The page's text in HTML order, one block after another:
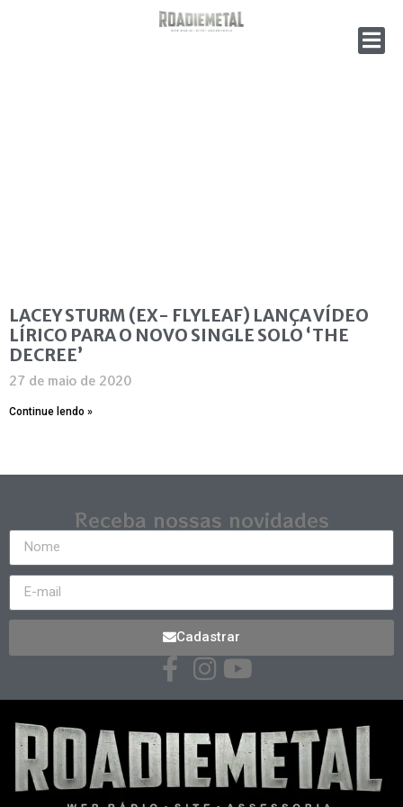
LACEY STURM (EX- FLYLEAF) LANÇA VÍDEO
LÍRICO PARA O NOVO SINGLE SOLO ‘THE
DECREE’
27 de maio de 2020
Continue lendo »
Receba nossas novidades
Cadastrar